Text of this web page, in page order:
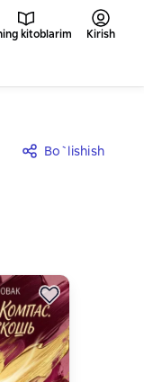
kitoblarim Kirish
Bo`lishish